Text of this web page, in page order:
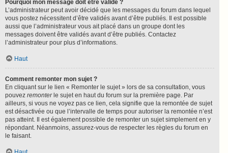
Pourquoi mon message doit être validé ?
L’administrateur peut avoir décidé que les messages du forum dans lequel
vous postez nécessitent d’être validés avant d’être publiés. Il est possible
aussi que l’administrateur vous ait placé dans un groupe dont les
messages doivent être validés avant d’être publiés. Contactez
l’administrateur pour plus d’informations.
Haut
Comment remonter mon sujet ?
En cliquant sur le lien « Remonter le sujet » lors de sa consultation, vous
pouvez remonterle sujet en haut du forum sur la première page. Par
ailleurs, si vous ne voyez pas ce lien, cela signifie que la remontée de sujet
est désactivée ou que l’intervalle de temps pour autoriser la remontée n’est
pas atteint. Il est également possible de remonter un sujet simplement en y
répondant. Néanmoins, assurez-vous de respecter les règles du forum en
le faisant.